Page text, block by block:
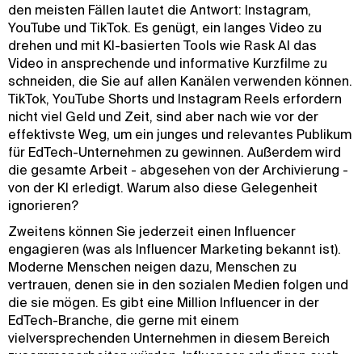
den meisten Fällen lautet die Antwort: Instagram,
YouTube und TikTok. Es genügt, ein langes Video zu
drehen und mit KI-basierten Tools wie Rask AI das
Video in ansprechende und informative Kurzfilme zu
schneiden, die Sie auf allen Kanälen verwenden können.
TikTok, YouTube Shorts und Instagram Reels erfordern
nicht viel Geld und Zeit, sind aber nach wie vor der
effektivste Weg, um ein junges und relevantes Publikum
für EdTech-Unternehmen zu gewinnen. Außerdem wird
die gesamte Arbeit - abgesehen von der Archivierung -
von der KI erledigt. Warum also diese Gelegenheit
ignorieren?
Zweitens können Sie jederzeit einen Influencer
engagieren (was als Influencer Marketing bekannt ist).
Moderne Menschen neigen dazu, Menschen zu
vertrauen, denen sie in den sozialen Medien folgen und
die sie mögen. Es gibt eine Million Influencer in der
EdTech-Branche, die gerne mit einem
vielversprechenden Unternehmen in diesem Bereich